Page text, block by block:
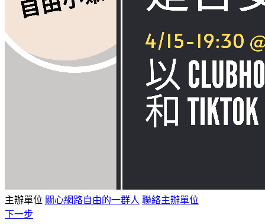
主辦單位 關心網路自由的一群人 聯絡主辦單位
下一步